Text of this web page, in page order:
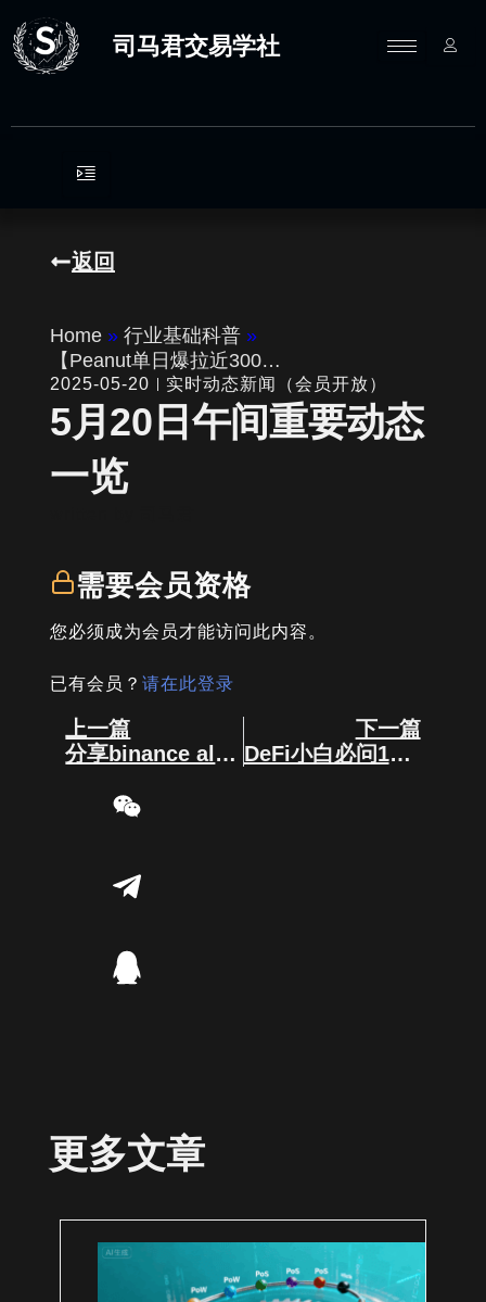
至
内
司马君交易学社
返回
Home » 行业基础科普 »
【Peanut单日爆拉近300…
2025-05-20 实时动态新闻（会员开放）
5月20日午间重要动态
一览
需要会员资格
您必须成为会员才能访问此内容。
已有会员？ 请在此登录
Prev
上一篇
分享binance alpha 交易量，市值，持币地址的图！
下一篇
DeFi小白必问10大问题
更多文章